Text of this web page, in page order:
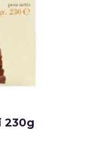
230g